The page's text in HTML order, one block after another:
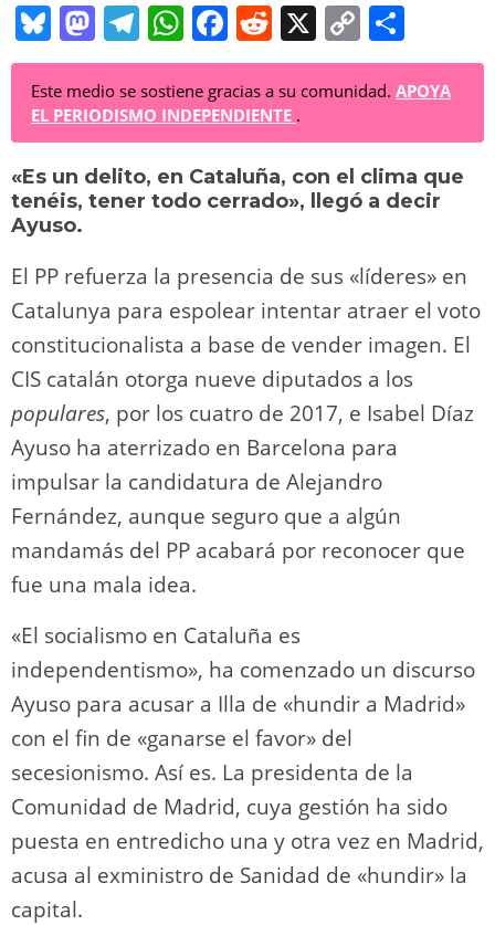
Bl
u
e
sk
y
M
a
st
o
d
o
T
el
e
gr
a
m
W
h
at
s
A
p
F
a
c
e
b
o
k
R
e
d
di
t
X
C
o
p
y
Li
n
k
o
m
p
ar
tir
Este medio se sostiene gracias a su comunidad. APOYA
EL PERIODISMO INDEPENDIENTE .
«Es un delito, en Cataluña, con el clima que
tenéis, tener todo cerrado», llegó a decir
Ayuso.
El PP refuerza la presencia de sus «líderes» en
Catalunya para espolear intentar atraer el voto
constitucionalista a base de vender imagen. El
CIS catalán otorga nueve diputados a los
populares, por los cuatro de 2017, e Isabel Díaz
Ayuso ha aterrizado en Barcelona para
impulsar la candidatura de Alejandro
Fernández, aunque seguro que a algún
mandamás del PP acabará por reconocer que
fue una mala idea.
«El socialismo en Cataluña es
independentismo», ha comenzado un discurso
Ayuso para acusar a Illa de «hundir a Madrid»
con el fin de «ganarse el favor» del
secesionismo. Así es. La presidenta de la
Comunidad de Madrid, cuya gestión ha sido
puesta en entredicho una y otra vez en Madrid,
acusa al exministro de Sanidad de «hundir» la
capital.